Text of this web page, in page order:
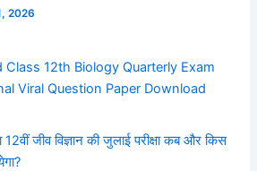
2026
Class 12th Biology Quarterly Exam
Viral Question Paper Download
12वीं जीव विज्ञान की जुलाई परीक्षा कब और किस